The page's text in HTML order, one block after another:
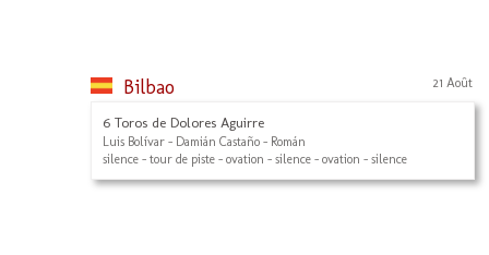
Bilbao 21 Août
6 Toros de Dolores Aguirre
Luis Bolívar - Damián Castaño - Román
silence - tour de piste - ovation - silence - ovation - silence